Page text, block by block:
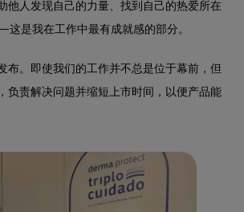
他人发现自己的力量、找到自己的热爱所在
是我在工作中最有成就感的部分。
布。即使我们的工作并不总是位于幕前，但
负责解决问题并缩短上市时间，以便产品能